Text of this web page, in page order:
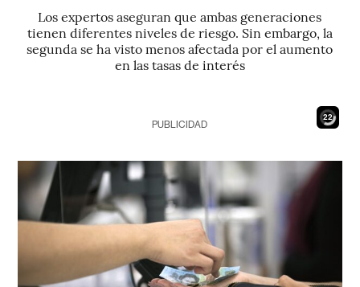
Los expertos aseguran que ambas generaciones
tienen diferentes niveles de riesgo. Sin embargo, la
segunda se ha visto menos afectada por el aumento
en las tasas de interés
20
PUBLICIDAD